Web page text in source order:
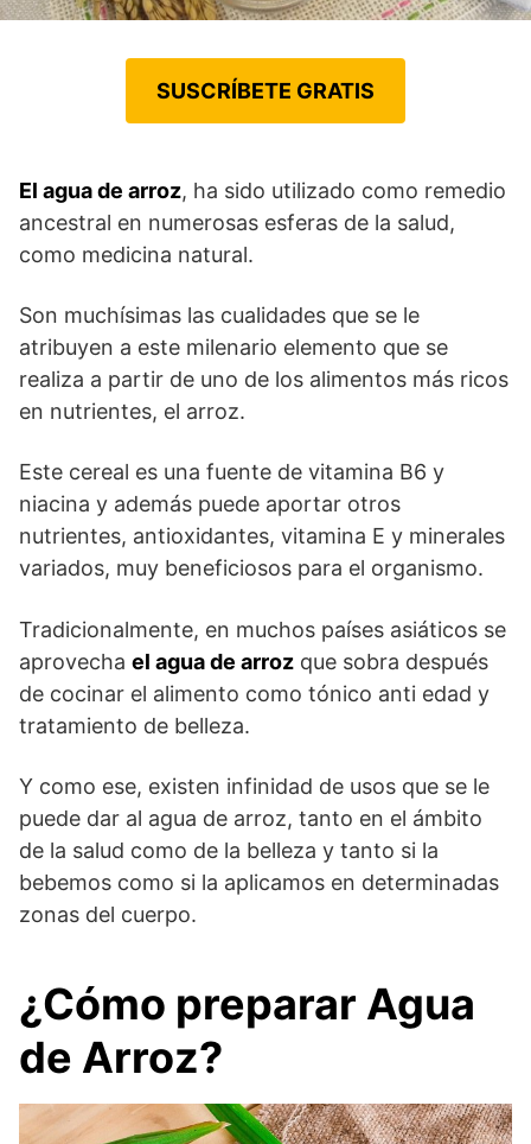
SUSCRÍBETE GRATIS
El agua de arroz, ha sido utilizado como remedio
ancestral en numerosas esferas de la salud,
como medicina natural.
Son muchísimas las cualidades que se le
atribuyen a este milenario elemento que se
realiza a partir de uno de los alimentos más ricos
en nutrientes, el arroz.
Este cereal es una fuente de vitamina B6 y
niacina y además puede aportar otros
nutrientes, antioxidantes, vitamina E y minerales
variados, muy beneficiosos para el organismo.
Tradicionalmente, en muchos países asiáticos se
aprovecha el agua de arroz que sobra después
de cocinar el alimento como tónico anti edad y
tratamiento de belleza.
Y como ese, existen infinidad de usos que se le
puede dar al agua de arroz, tanto en el ámbito
de la salud como de la belleza y tanto si la
bebemos como si la aplicamos en determinadas
zonas del cuerpo.
¿Cómo preparar Agua
de Arroz?